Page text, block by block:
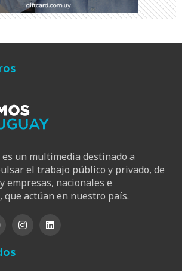
es un multimedia destinado a
el trabajo público y privado, de
empresas, nacionales e
actúan en nuestro país.